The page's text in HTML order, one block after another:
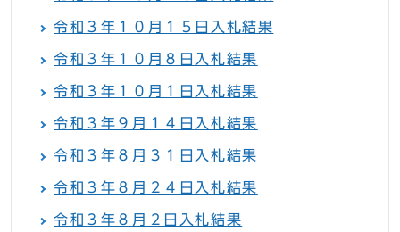
令和３年１０月１５日入札結果
令和３年１０月８日入札結果
令和３年１０月１日入札結果
令和３年９月１４日入札結果
令和３年８月３１日入札結果
令和３年８月２４日入札結果
令和３年８月２日入札結果